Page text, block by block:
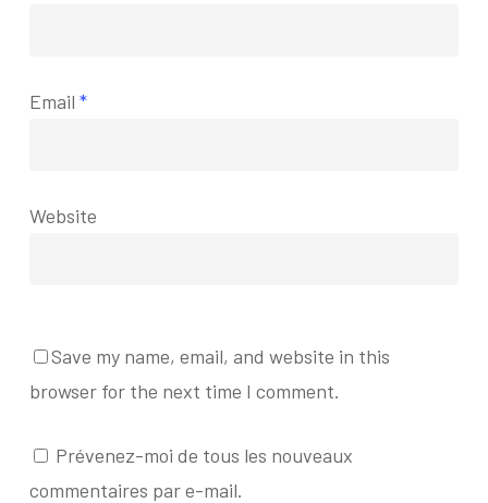
Email *
Website
Save my name, email, and website in this
browser for the next time I comment.
Prévenez-moi de tous les nouveaux
commentaires par e-mail.